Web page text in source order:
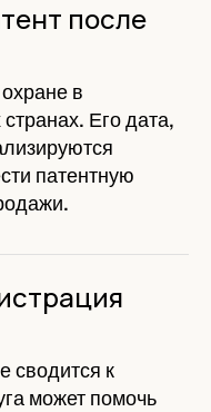
после
в
Его дата,
патентную
сводится к
может помочь